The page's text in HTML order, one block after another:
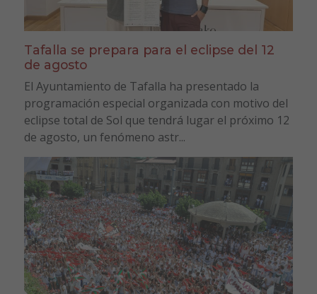
Tafalla se prepara para el eclipse del 12
de agosto
El Ayuntamiento de Tafalla ha presentado la
programación especial organizada con motivo del
eclipse total de Sol que tendrá lugar el próximo 12
de agosto, un fenómeno astr...